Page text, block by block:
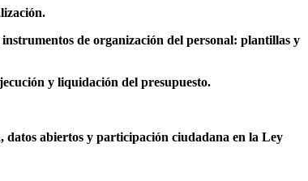
de organización del personal: plantillas y
y liquidación del presupuesto.
datos abiertos y participación ciudadana en la Ley